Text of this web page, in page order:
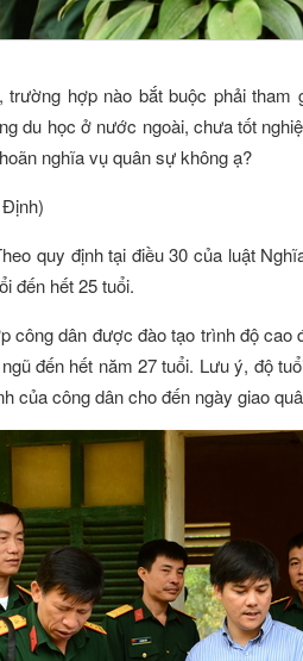
trường hợp nào bắt buộc phải
du học ở nước ngoài, chưa tốt
nghĩa vụ quân sự không ạ?
quy định tại điều 30 của luật
đến hết 25 tuổi.
công dân được đào tạo trình độ
đến hết năm 27 tuổi. Lưu ý, độ
của công dân cho đến ngày giao